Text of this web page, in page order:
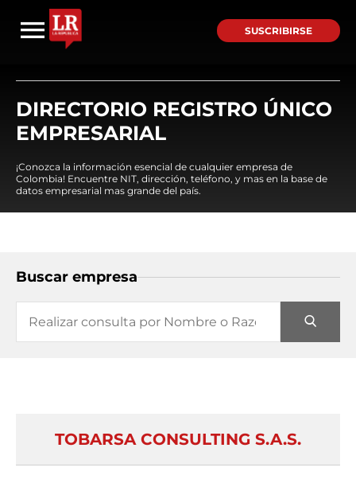
SUSCRIBIRSE
DIRECTORIO REGISTRO ÚNICO
EMPRESARIAL
¡Conozca la información esencial de cualquier empresa de
Colombia! Encuentre NIT, dirección, teléfono, y mas en la base de
datos empresarial mas grande del país.
Buscar empresa
TOBARSA CONSULTING S.A.S.